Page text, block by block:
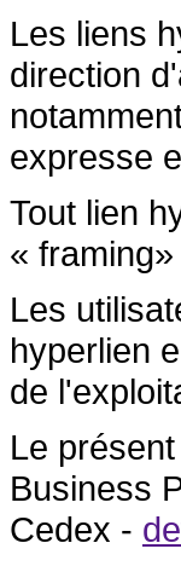
Les liens
direction
expresse
Tout lien
«
Les
hyperlien
de
Le
Business
Cedex -